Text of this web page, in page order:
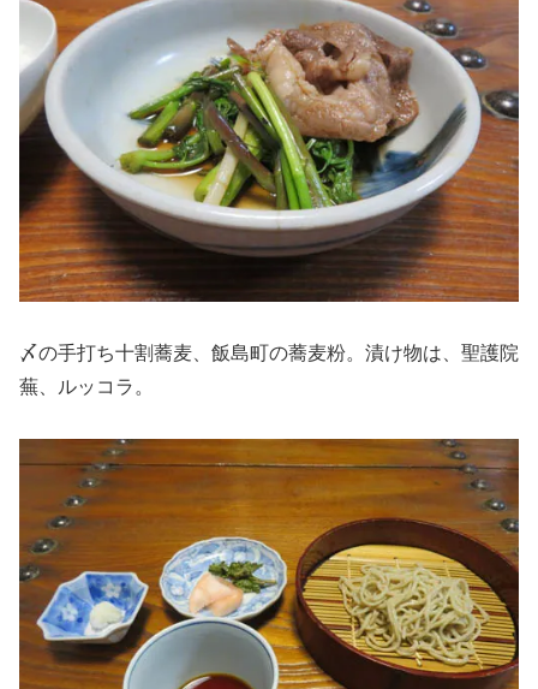
〆の手打ち十割蕎麦、飯島町の蕎麦粉。漬け物は、聖護院
蕪、ルッコラ。